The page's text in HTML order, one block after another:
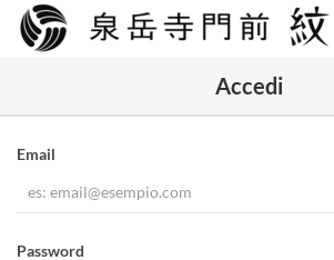
Accedi
Email
Password